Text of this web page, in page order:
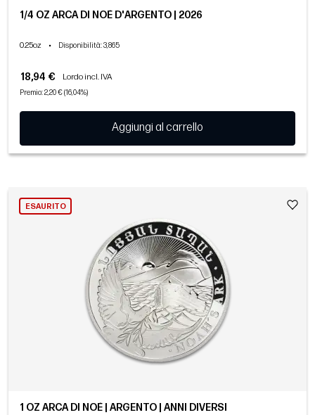
1/4 OZ ARCA DI NOÈ D'ARGENTO | 2026
0.25oz • Disponibilità: 3,865
18,94 € Lordo incl. IVA
Premio: 2,20 € (16,04%)
Aggiungi al carrello
ESAURITO
1 OZ ARCA DI NOÈ | ARGENTO | ANNI DIVERSI